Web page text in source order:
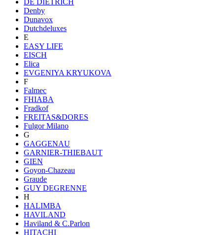
Denby
Dunavox
Dutchdeluxes
E
EASY LIFE
EISCH
Elica
EVGENIYA KRYUKOVA
F
Falmec
FHIABA
Fradkof
FREITAS&DORES
Fulgor Milano
G
GAGGENAU
GARNIER-THIEBAUT
GIEN
Goyon-Chazeau
Graude
GUY DEGRENNE
H
HALIMBA
HAVILAND
Haviland & C.Parlon
HITACHI